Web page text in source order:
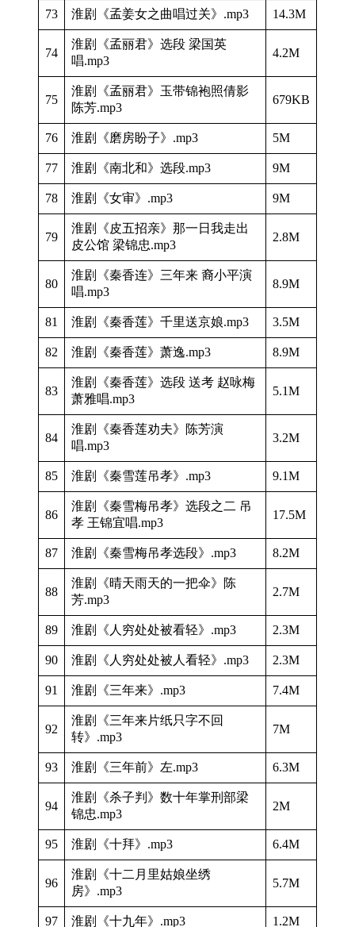
73 淮剧《孟姜女之曲唱过关》.mp3 14.3M
74
淮剧《孟丽君》选段 梁国英
唱.mp3
4.2M
75
淮剧《孟丽君》玉带锦袍照倩影
陈芳.mp3
679KB
76 淮剧《磨房盼子》.mp3 5M
77 淮剧《南北和》选段.mp3 9M
78 淮剧《女审》.mp3 9M
79
淮剧《皮五招亲》那一日我走出
皮公馆 梁锦忠.mp3
2.8M
80
淮剧《秦香连》三年来 裔小平演
唱.mp3
8.9M
81 淮剧《秦香莲》千里送京娘.mp3 3.5M
82 淮剧《秦香莲》萧逸.mp3 8.9M
83
淮剧《秦香莲》选段 送考 赵咏梅
萧雅唱.mp3
5.1M
84
淮剧《秦香莲劝夫》陈芳演
唱.mp3
3.2M
85 淮剧《秦雪莲吊孝》.mp3 9.1M
86
淮剧《秦雪梅吊孝》选段之二 吊
孝 王锦宜唱.mp3
17.5M
87 淮剧《秦雪梅吊孝选段》.mp3 8.2M
88
淮剧《晴天雨天的一把伞》陈
芳.mp3
2.7M
89 淮剧《人穷处处被看轻》.mp3 2.3M
90 淮剧《人穷处处被人看轻》.mp3 2.3M
91 淮剧《三年来》.mp3 7.4M
92
淮剧《三年来片纸只字不回
转》.mp3
7M
93 淮剧《三年前》左.mp3 6.3M
94
淮剧《杀子判》数十年掌刑部梁
锦忠.mp3
2M
95 淮剧《十拜》.mp3 6.4M
96
淮剧《十二月里姑娘坐绣
房》.mp3
5.7M
97 淮剧《十九年》.mp3 1.2M